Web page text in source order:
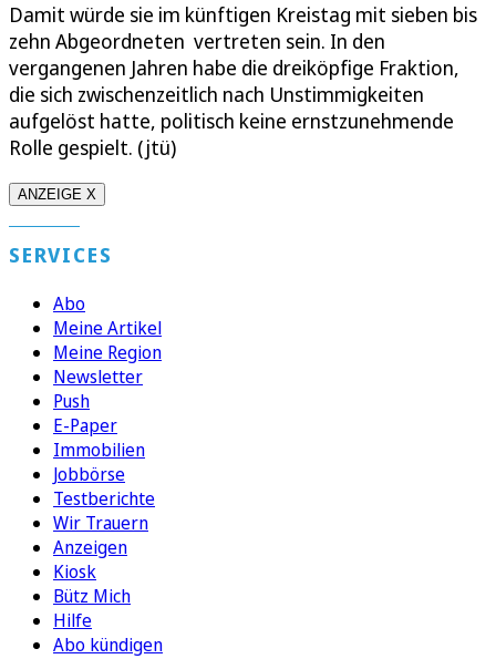
Damit würde sie im künftigen Kreistag mit sieben bis
zehn Abgeordneten vertreten sein. In den
vergangenen Jahren habe die dreiköpfige Fraktion,
die sich zwischenzeitlich nach Unstimmigkeiten
aufgelöst hatte, politisch keine ernstzunehmende
Rolle gespielt. (jtü)
ANZEIGE X
SERVICES
Abo
Meine Artikel
Meine Region
Newsletter
Push
E-Paper
Immobilien
Jobbörse
Testberichte
Wir Trauern
Anzeigen
Kiosk
Bütz Mich
Hilfe
Abo kündigen